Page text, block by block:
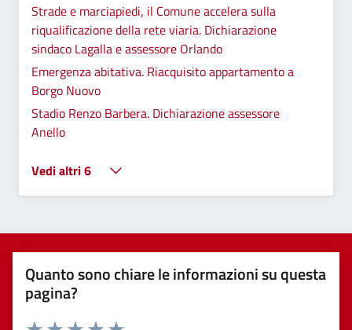
Strade e marciapiedi, il Comune accelera sulla
riqualificazione della rete viaria. Dichiarazione
sindaco Lagalla e assessore Orlando
Emergenza abitativa. Riacquisito appartamento a
Borgo Nuovo
Stadio Renzo Barbera. Dichiarazione assessore
Anello
Vedi altri 6
Quanto sono chiare le informazioni su questa
pagina?